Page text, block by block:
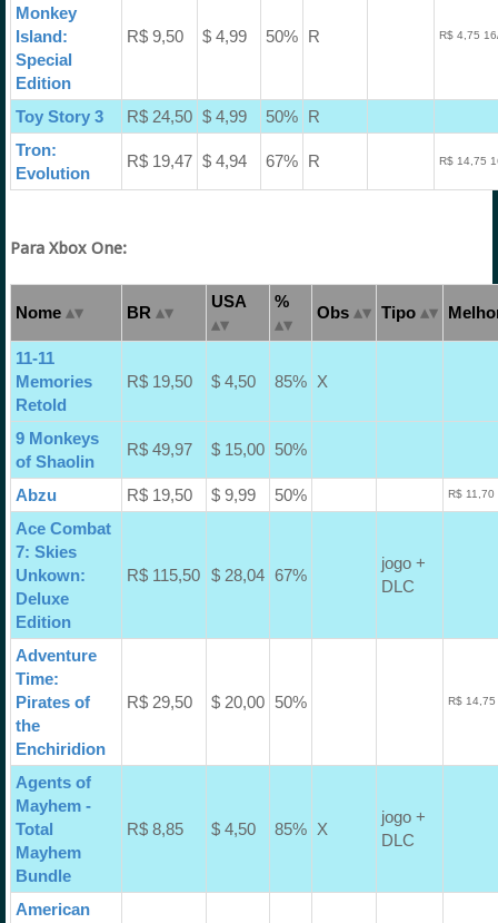
Monkey
Island:
Special
Edition
R$ 9,50 $ 4,99 50% R R$ 4,75
Toy Story 3 R$ 24,50 $ 4,99 50%
R
Tron:
Evolution
R$ 19,47 $ 4,94 67% R R$ 14,75
Para Xbox One:
Nome BR
USA %
Obs Tipo
11-11
Memories
Retold
R$ 19,50 $ 4,50 85% X
9 Monkeys
of Shaolin
R$ 49,97 $ 15,00 50%
Abzu R$ 19,50 $ 9,99 50% R$
Ace Combat
7: Skies
Unkown:
Deluxe
Edition
R$ 115,50 $ 28,04 67%
jogo +
DLC
Adventure
Time:
Pirates of
the
Enchiridion
R$ 29,50 $ 20,00 50% R$
Agents of
Mayhem -
Total
Mayhem
Bundle
R$ 8,85 $ 4,50 85% X
jogo +
DLC
American